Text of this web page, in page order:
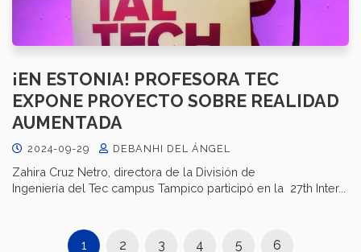
¡EN ESTONIA! PROFESORA TEC
EXPONE PROYECTO SOBRE REALIDAD
AUMENTADA
2024-09-29 DEBANHI DEL ÁNGEL
Zahira Cruz Netro, directora de la División de
Ingeniería del Tec campus Tampico participó en la 27th Inter...
1 2 3 4 5 6